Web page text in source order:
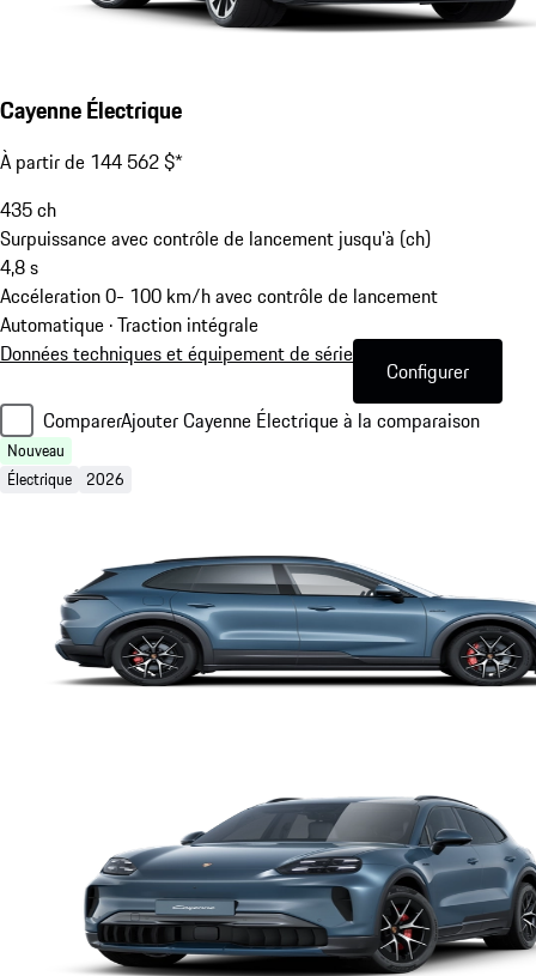
Cayenne Électrique
À partir de 144 562 $*
435ch
Surpuissance avec contrôle de lancement jusqu'à (ch)
4,8s
Accéleration 0- 100 km/h avec contrôle de lancement
Automatique · Traction intégrale
Données techniques et équipement de série
Configurer
ComparerAjouter Cayenne Électrique à la comparaison
Nouveau
Électrique 2026